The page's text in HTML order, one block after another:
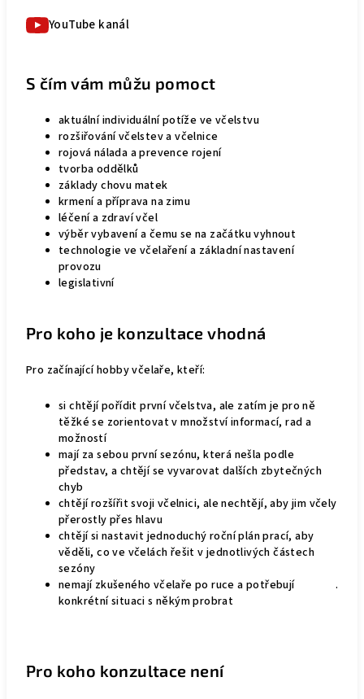
YouTube kanál
S čím vám můžu pomoct
aktuální individuální potíže ve včelstvu
rozšiřování včelstev a včelnice
rojová nálada a prevence rojení
tvorba oddělků
základy chovu matek
krmení a příprava na zimu
léčení a zdraví včel
výběr vybavení a čemu se na začátku vyhnout
technologie ve včelaření a základní nastavení
provozu
legislativní
Pro koho je konzultace vhodná
Pro začínající hobby včelaře, kteří:
si chtějí pořídit první včelstva, ale zatím je pro ně
těžké se zorientovat v množství informací, rad a
možností
mají za sebou první sezónu, která nešla podle
představ, a chtějí se vyvarovat dalších zbytečných
chyb
chtějí rozšířit svoji včelnici, ale nechtějí, aby jim včely
přerostly přes hlavu
chtějí si nastavit jednoduchý roční plán prací, aby
věděli, co ve včelách řešit v jednotlivých částech
sezóny
nemají zkušeného včelaře po ruce a potřebují
konkrétní situaci s někým probrat
.
Pro koho konzultace není